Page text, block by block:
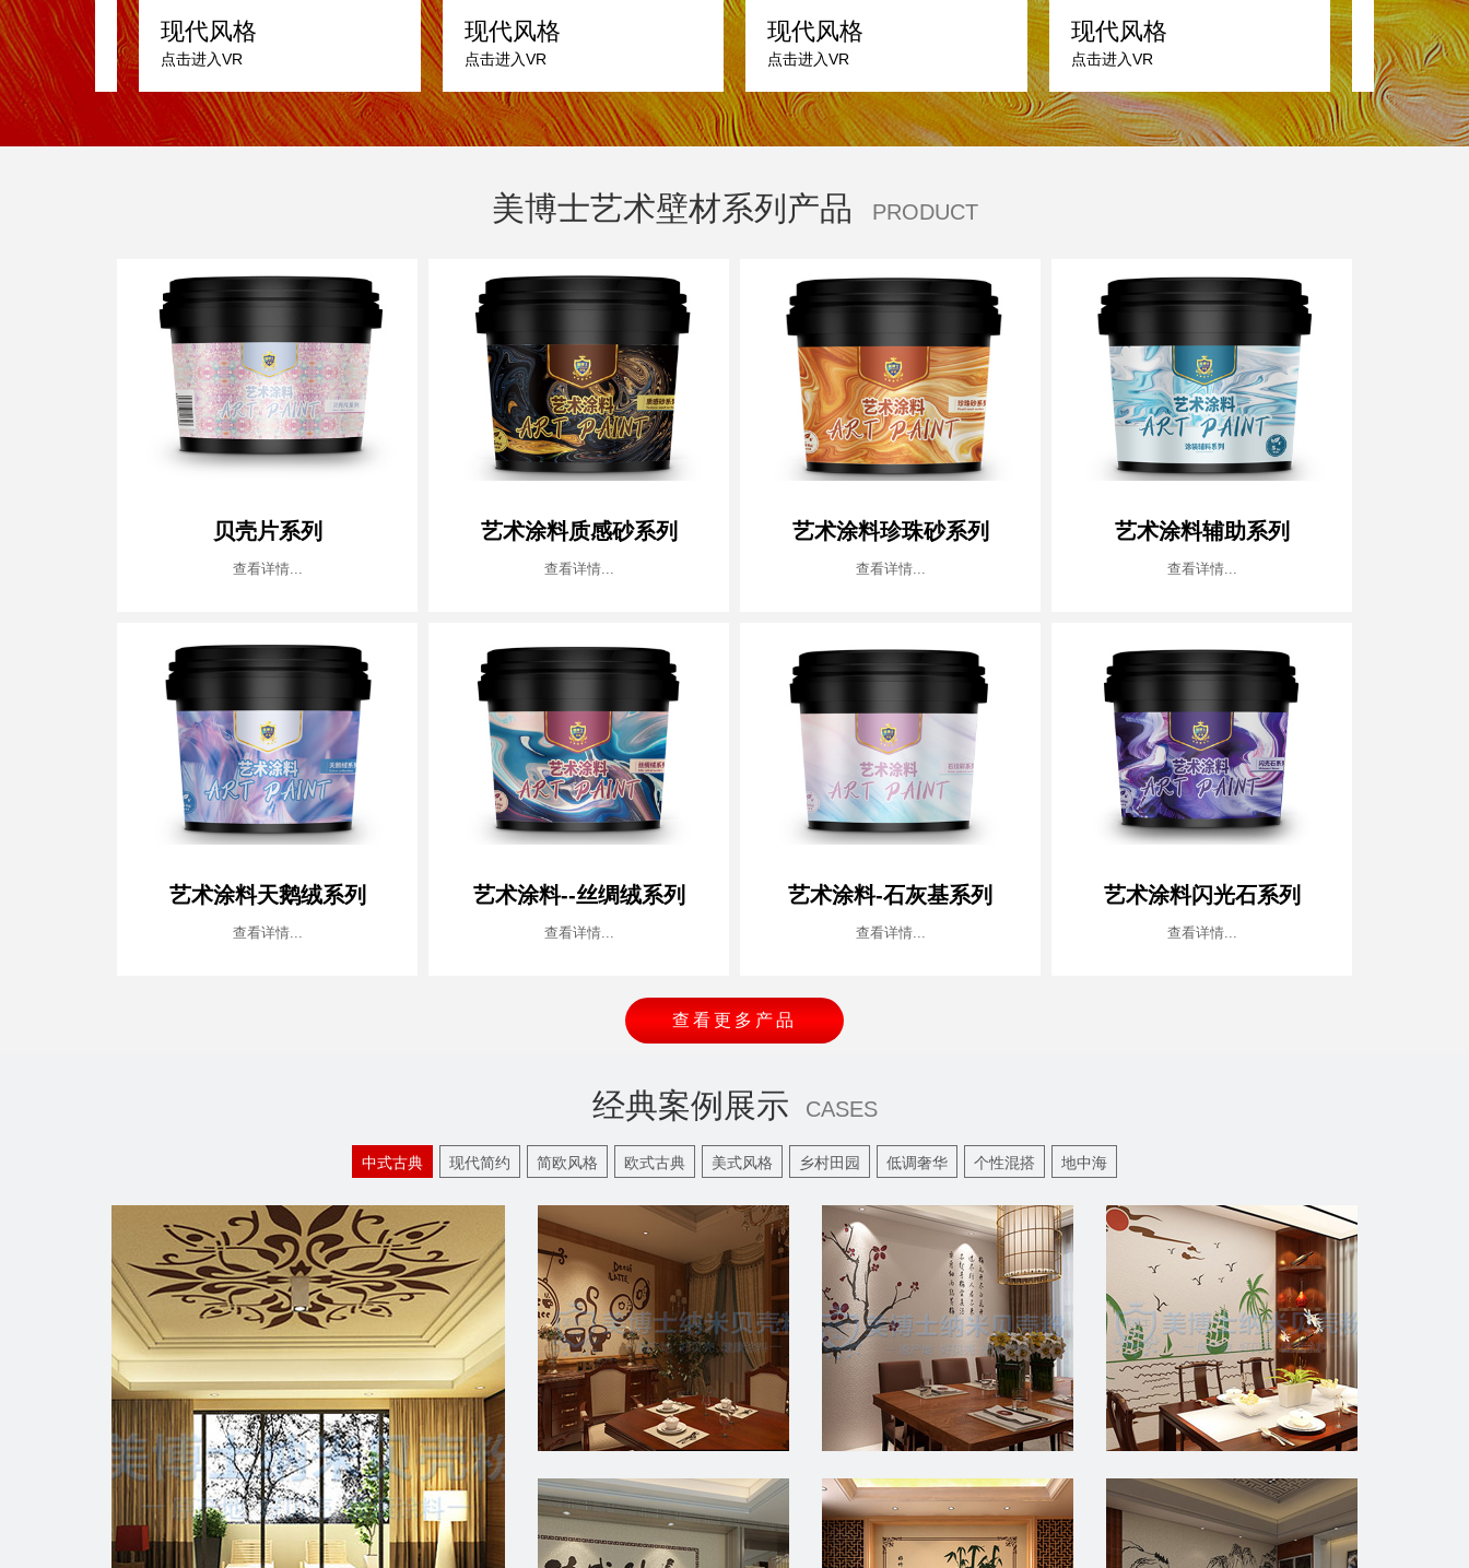
现代风格
点击进入VR
现代风格
点击进入VR
现代风格
点击进入VR
现代风格
点击进入VR
现代风格
点击进入VR
美博士艺术壁材系列产品 PRODUCT
贝壳片系列
查看详情...
艺术涂料质感砂系列
查看详情...
艺术涂料珍珠砂系列
查看详情...
艺术涂料辅助系列
查看详情...
艺术涂料天鹅绒系列
查看详情...
艺术涂料--丝绸绒系列
查看详情...
艺术涂料-石灰基系列
查看详情...
艺术涂料闪光石系列
查看详情...
查看更多产品
经典案例展示 CASES
中式古典 现代简约 简欧风格 欧式古典 美式风格 乡村田园 低调奢华 个性混搭 地中海